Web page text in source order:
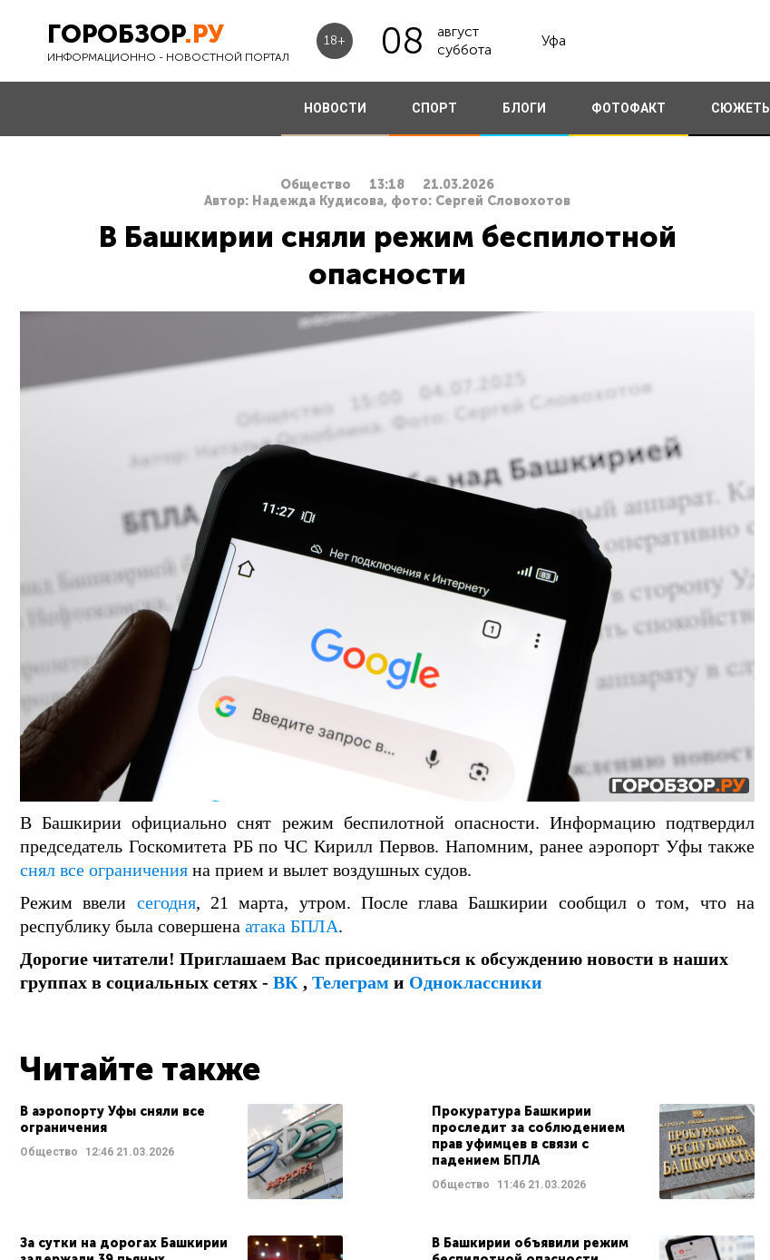
ГОРОБЗОР.РУ
ИНФОРМАЦИОННО - НОВОСТНОЙ ПОРТАЛ
18+ 08
август
суббота
Уфа
НОВОСТИ СПОРТ БЛОГИ ФОТОФАКТ СЮЖЕТЫ
Общество 13:18
21.03.2026
Автор: Надежда Кудисова, фото: Сергей Словохотов
В Башкирии сняли режим беспилотной
опасности
В Башкирии официально снят режим беспилотной опасности. Информацию подтвердил
председатель Госкомитета РБ по ЧС Кирилл Первов. Напомним, ранее аэропорт Уфы также
снял все ограничения на прием и вылет воздушных судов.
Режим ввели сегодня, 21 марта, утром. После глава Башкирии сообщил о том, что на
республику была совершена атака БПЛА.
Дорогие читатели! Приглашаем Вас присоединиться к обсуждению новости в наших
группах в социальных сетях - ВК , Телеграм и Одноклассники
Читайте также
В аэропорту Уфы сняли все
ограничения
Общество 12:46 21.03.2026
Прокуратура Башкирии
проследит за соблюдением
прав уфимцев в связи с
падением БПЛА
Общество 11:4621.03.2026
За сутки на дорогах Башкирии
В Башкирии объявили режим